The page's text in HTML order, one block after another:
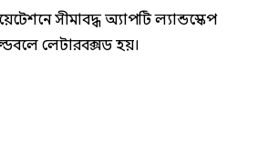
সীমাবদ্ধ অ্যাপটি ল্যান্ডস্কেপ
লেটারবক্সড হয়।